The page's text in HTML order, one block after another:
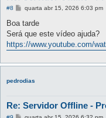
#8
M
n
a
g
e
quarta abr 15, 2026 6:03 pm
Boa tarde
Será que este vídeo ajuda?
https://www.youtube.com/
pedrodias
Re: Servidor Offline -
M